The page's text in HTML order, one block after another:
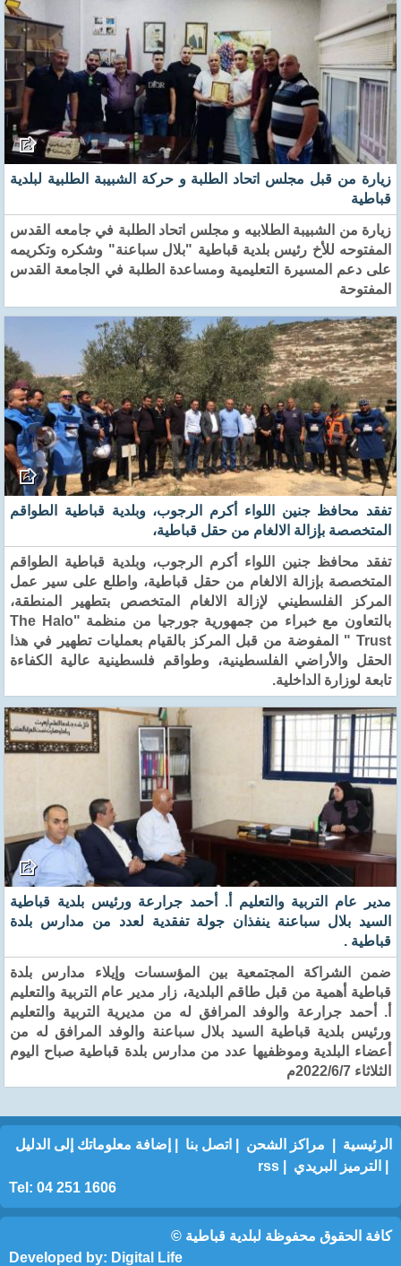
زيارة من قبل مجلس اتحاد الطلبة و حركة الشبيبة الطلبية لبلدية
قباطية
زيارة من الشبيبة الطلابيه و مجلس اتحاد الطلبة في جامعه القدس
المفتوحه للأخ رئيس بلدية قباطية "بلال سباعنة" وشكره وتكريمه
على دعم المسيرة التعليمية ومساعدة الطلبة في الجامعة القدس
المفتوحة
تفقد محافظ جنين اللواء أكرم الرجوب، وبلدية قباطية الطواقم
المتخصصة بإزالة الالغام من حقل قباطية،
تفقد محافظ جنين اللواء أكرم الرجوب، وبلدية قباطية الطواقم
المتخصصة بإزالة الالغام من حقل قباطية، واطلع على سير عمل
المركز الفلسطيني لإزالة الالغام المتخصص بتطهير المنطقة،
بالتعاون مع خبراء من جمهورية جورجيا من منظمة "The Halo
Trust " المفوضة من قبل المركز بالقيام بعمليات تطهير في هذا
الحقل والأراضي الفلسطينية، وطواقم فلسطينية عالية الكفاءة
تابعة لوزارة الداخلية.
مدير عام التربية والتعليم أ. أحمد جرارعة ورئيس بلدية قباطية
السيد بلال سباعنة ينفذان جولة تفقدية لعدد من مدارس بلدة
قباطية .
ضمن الشراكة المجتمعية بين المؤسسات وإيلاء مدارس بلدة
قباطية أهمية من قبل طاقم البلدية، زار مدير عام التربية والتعليم
أ. أحمد جرارعة والوفد المرافق له من مديرية التربية والتعليم
ورئيس بلدية قباطية السيد بلال سباعنة والوفد المرافق له من
أعضاء البلدية وموظفيها عدد من مدارس بلدة قباطية صباح اليوم
الثلاثاء 2022/6/7م
الرئيسية مراكز الشحن اتصل بنا
إضافة معلوماتك إلى الدليل
الترميز البريدي
rss
Tel: 04 251 1606
كافة الحقوق محفوظة لبلدية قباطية ©
Developed by: Digital Life